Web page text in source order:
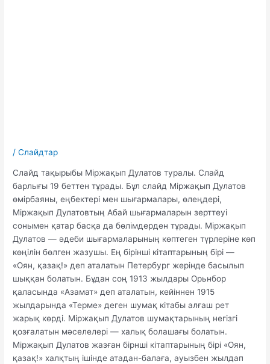
/Слайдтар
Слайд тақырыбы Міржақып Дулатов туралы. Слайд
барлығы 19 беттен тұрады. Бұл слайд Міржақып Дулатов
өмірбаяны, еңбектері мен шығармалары, өлеңдері,
Міржақып Дулатовтың Абай шығармаларын зерттеуі
сонымен қатар басқа да бөлімдерден тұрады. Міржақып
Дулатов — әдеби шығармаларының көптеген түрлеріне көп
көңілін бөлген жазушы. Ең бірінші кітаптарының бірі —
«Оян, қазақ!» деп аталатын Петербург жерінде басылып
шыққан болатын. Бұдан соң 1913 жылдары Орьнбор
қаласында «Азамат» деп аталатын, кейіннен 1915
жылдарында «Терме» деген шумақ кітабы алғаш рет
жарық көрді. Міржақып Дулатов шумақтарының негізгі
қозғалатын мәселелері — халық болашағы болатын.
Міржақып Дулатов жазған бірнші кітаптарының бірі «Оян,
қазақ!» халқтың ішінде атадан-балаға, ауызбен жылдап